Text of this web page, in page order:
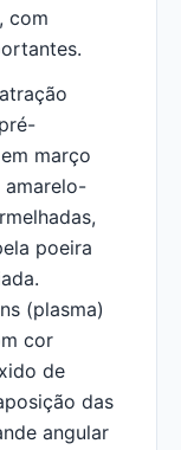
com
março
amarelo-
poeira
(plasma)
cor
de
das
angular